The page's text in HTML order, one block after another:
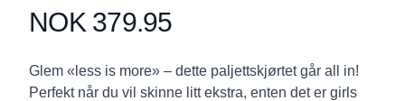
Produktdetaljer
NOK 379.95
Description
Glem «less is more» – dette paljettskjørtet går all in!
Perfekt når du vil skinne litt ekstra, enten det er girls